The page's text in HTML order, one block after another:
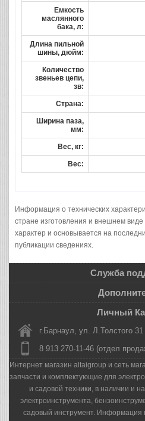
Емкость
маслянного
бака, л:
Длина пильной
шины, дюйм:
Количество
звеньев цепи,
зв:
Страна:
Ширина паза,
мм:
Вес, кг:
Вес:
Информация о технических
стране изготовления и внешнем
характер и основывается на
публикации сведениях.
Служба
Личный
г.Барнаул, ул. Л.Толстого
8 913 270-11-46 (отдел
Интернет магазин altaigroup и сеть
запчасти и комплектующие для
и садовой техники, в наличии и
электроинструмента,
садовый инструмент. Информация